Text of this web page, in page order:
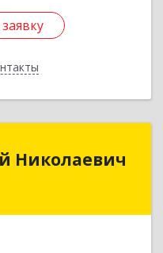
Николаевич
Николаевич